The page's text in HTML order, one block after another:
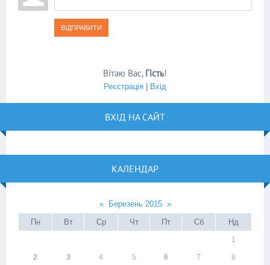
ВІДПРАВИТИ
Вітаю Вас, Гість!
Реєстрація Вхід
ВХІД НА САЙТ
КАЛЕНДАР
« Березень 2015 »
Пн
Вт Ср Чт Пт Сб Нд
1
2 3 4 5 6 7 8